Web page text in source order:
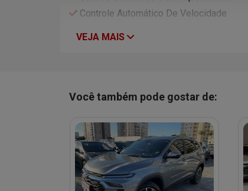
Controle Automático De Velocidade
VEJA MAIS
Você também pode gostar de: